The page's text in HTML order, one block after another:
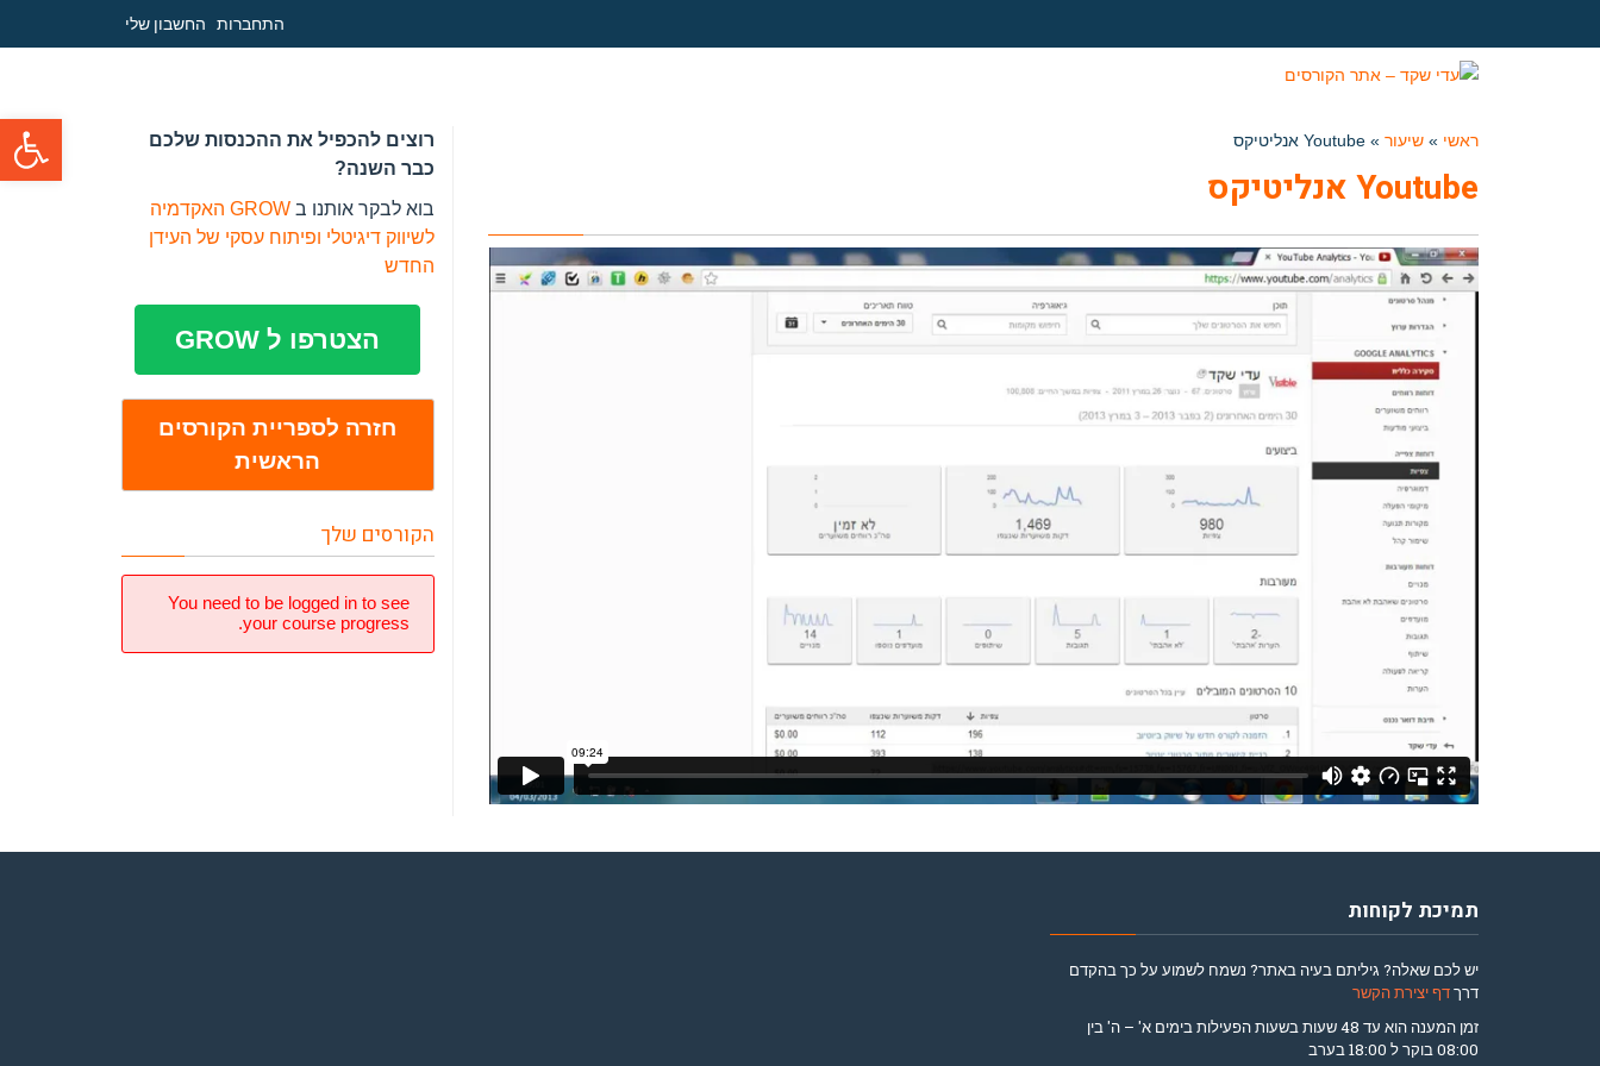
התחברות החשבון שלי
ראשי » שיעור » Youtube אנליטיקס
Youtube אנליטיקס
רוצים להכפיל את ההכנסות שלכם
כבר השנה?
בוא לבקר אותנו ב
GROW האקדמיה
לשיווק דיגיטלי ופיתוח עסקי של העידן
החדש
הצטרפו ל GROW
חזרה לספריית הקורסים
הראשית
הקורסים שלך
You need to be logged in to see
your course progress.
תמיכת לקוחות
יש לכם שאלה? גיליתם בעיה באתר? נשמח לשמוע על כך בהקדם
דרךדף יצירת הקשר
זמן המענה הוא עד 48 שעות בשעות הפעילות בימים א' – ה' בין
08:00 בוקר ל 18:00 בערב
פתח